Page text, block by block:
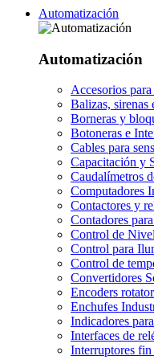
Automatización
Automatización
Accesorios
Balizas,
Borneras y
Botoneras e
Cables para
Capacitación y
Caudalímetros
Computadores
Contactores y
Contadores
Control de Nivel
Control para
Control de
Convertidores
Encoders
Enchufes
Indicadores
Interfaces de
Interruptores fin